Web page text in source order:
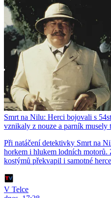
Smrt na Nilu: Herci bojovali s
vznikaly z nouze a parník musely
Při natáčení detektivky Smrt na
horkem i hlukem lodních
kostýmů překvapil i samotné
V Telce